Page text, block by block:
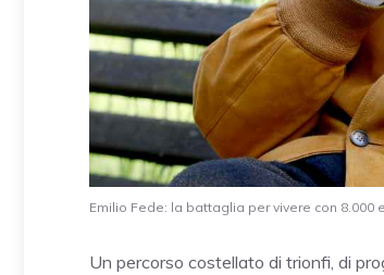
Emilio Fede: la battaglia per vivere con
Un percorso costellato di trionfi, di